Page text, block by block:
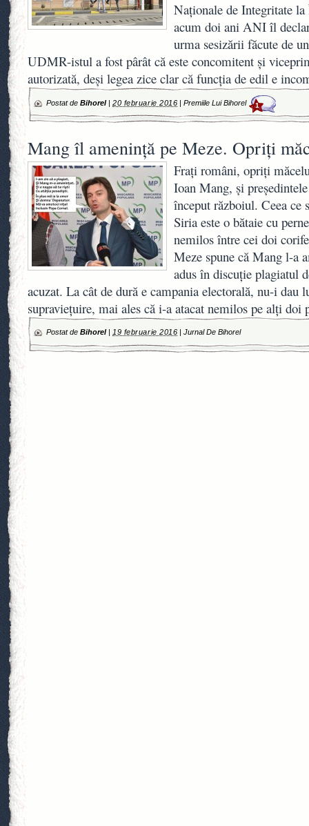
Naţionale de Integritate
acum doi ani ANI îl
urma sesizării făcute de
UDMR-istul a fost pârât că este concomitent şi
autorizată, deşi legea zice clar că funcţia de edil e
Postat de Bihorel| 20 februarie 2016 |Premiile Lui Bihorel 1
Mang îl ameninţă pe Meze. Opriţi
Fraţi români, opriţi
Ioan Mang, şi
început războiul. Ceea ce
Siria este o bătaie cu
nemilos între cei doi
Meze spune că Mang l-a
adus în discuţie plagiatul
acuzat. La cât de dură e campania electorală, nu-i dau
supravieţuire, mai ales că i-a atacat nemilos pe alţi
Postat de Bihorel| 19 februarie 2016 |Jurnal De Bihorel